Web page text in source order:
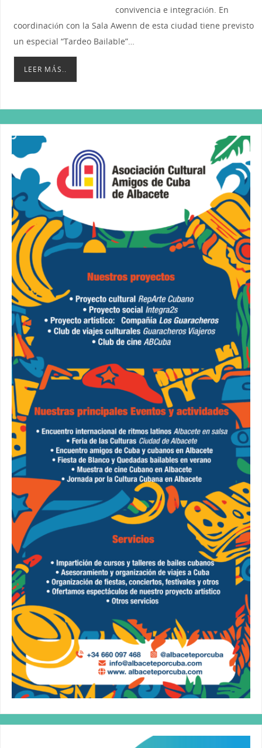
convivencia e integración. En
coordinación con la Sala Awenn de esta ciudad tiene previsto
un especial “Tardeo Bailable”…
LEER MÁS..